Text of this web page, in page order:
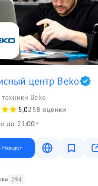
центр Beko
Beko
5,0258 оценки
до 21:00
Маршрут
294